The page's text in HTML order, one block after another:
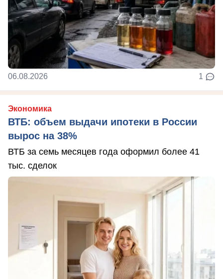
06.08.2026 1
Экономика
ВТБ: объем выдачи ипотеки в России
вырос на 38%
ВТБ за семь месяцев года оформил более 41
тыс. сделок